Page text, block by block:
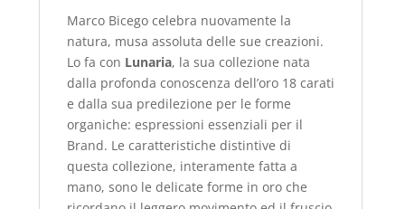
Marco Bicego celebra nuovamente la
natura, musa assoluta delle sue creazioni.
Lo fa con Lunaria, la sua collezione nata
dalla profonda conoscenza dell’oro 18 carati
e dalla sua predilezione per le forme
organiche: espressioni essenziali per il
Brand. Le caratteristiche distintive di
questa collezione, interamente fatta a
mano, sono le delicate forme in oro che